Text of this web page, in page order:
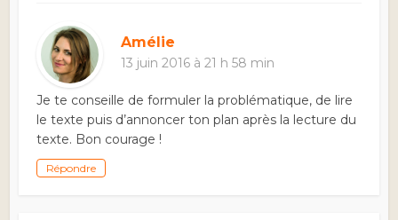
Amélie
13 juin 2016 à 21 h 58 min
Je te conseille de formuler la problématique, de lire
le texte puis d’annoncer ton plan après la lecture du
texte. Bon courage !
Répondre